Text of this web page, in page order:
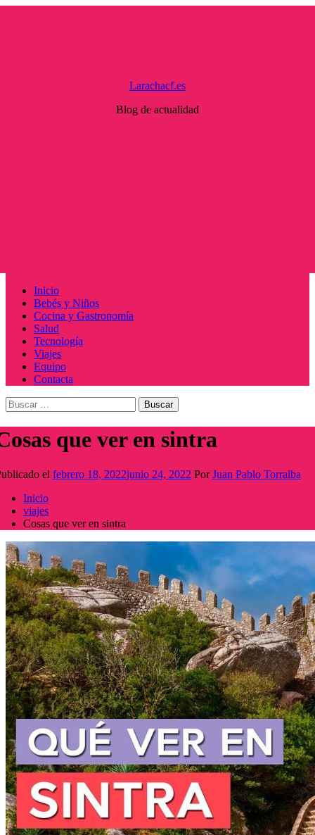
Larachacf.es
Blog de actualidad
Menú
principal
Inicio
Bebés y Niños
Cocina y Gastronomía
Salud
Tecnología
Viajes
Equipo
Contacta
Buscar:
que ver en sintra
el febrero 18, 2022junio 24, 2022 PorJuan Pablo Torralba
Inicio
viajes
Cosas que ver en sintra